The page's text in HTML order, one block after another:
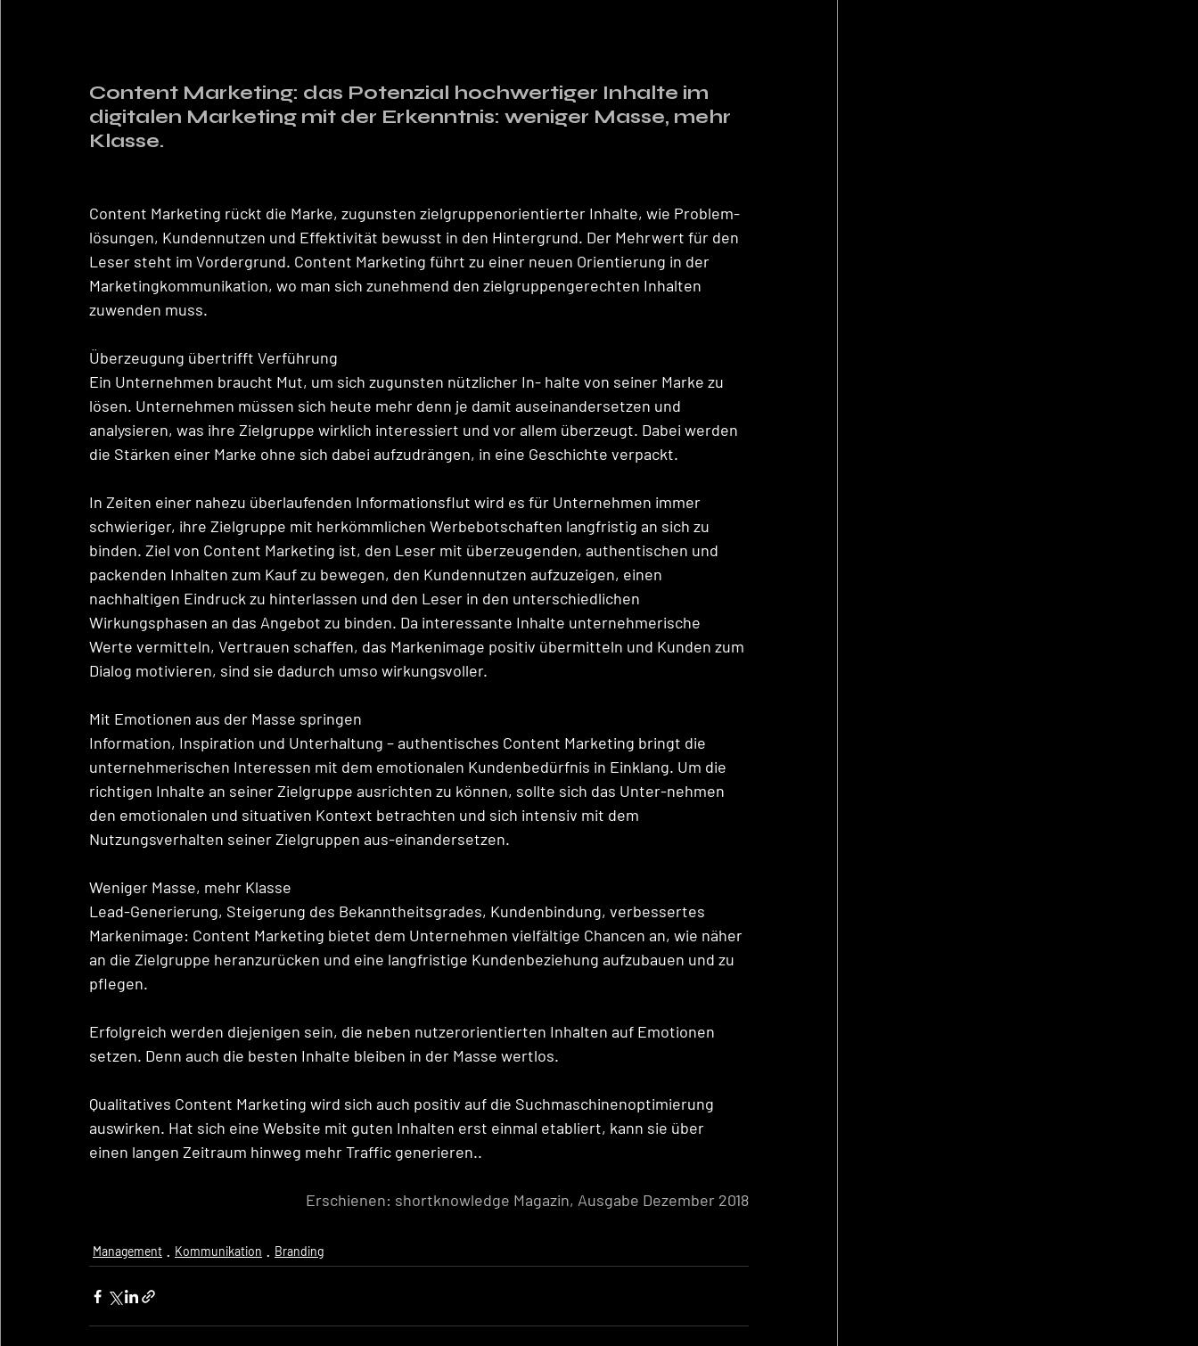
Content Marketing: das Potenzial hochwertiger Inhalte im
digitalen Marketing mit der Erkenntnis: weniger Masse, mehr
Klasse.
Content Marketing rückt die Marke, zugunsten zielgruppenorientierter Inhalte, wie Problem-
lösungen, Kundennutzen und Effektivität bewusst in den Hintergrund. Der Mehrwert für den
Leser steht im Vordergrund. Content Marketing führt zu einer neuen Orientierung in der
Marketingkommunikation, wo man sich zunehmend den zielgruppengerechten Inhalten
zuwenden muss.
Überzeugung übertrifft Verführung
Ein Unternehmen braucht Mut, um sich zugunsten nützlicher In- halte von seiner Marke zu
lösen. Unternehmen müssen sich heute mehr denn je damit auseinandersetzen und
analysieren, was ihre Zielgruppe wirklich interessiert und vor allem überzeugt. Dabei werden
die Stärken einer Marke ohne sich dabei aufzudrängen, in eine Geschichte verpackt.
In Zeiten einer nahezu überlaufenden Informationsflut wird es für Unternehmen immer
schwieriger, ihre Zielgruppe mit herkömmlichen Werbebotschaften langfristig an sich zu
binden. Ziel von Content Marketing ist, den Leser mit überzeugenden, authentischen und
packenden Inhalten zum Kauf zu bewegen, den Kundennutzen aufzuzeigen, einen
nachhaltigen Eindruck zu hinterlassen und den Leser in den unterschiedlichen
Wirkungsphasen an das Angebot zu binden. Da interessante Inhalte unternehmerische
Werte vermitteln, Vertrauen schaffen, das Markenimage positiv übermitteln und Kunden zum
Dialog motivieren, sind sie dadurch umso wirkungsvoller.
Mit Emotionen aus der Masse springen
Information, Inspiration und Unterhaltung – authentisches Content Marketing bringt die
unternehmerischen Interessen mit dem emotionalen Kundenbedürfnis in Einklang. Um die
richtigen Inhalte an seiner Zielgruppe ausrichten zu können, sollte sich das Unter-nehmen
den emotionalen und situativen Kontext betrachten und sich intensiv mit dem
Nutzungsverhalten seiner Zielgruppen aus-einandersetzen.
Weniger Masse, mehr Klasse
Lead-Generierung, Steigerung des Bekanntheitsgrades, Kundenbindung, verbessertes
Markenimage: Content Marketing bietet dem Unternehmen vielfältige Chancen an, wie näher
an die Zielgruppe heranzurücken und eine langfristige Kundenbeziehung aufzubauen und zu
pflegen.
Erfolgreich werden diejenigen sein, die neben nutzerorientierten Inhalten auf Emotionen
setzen. Denn auch die besten Inhalte bleiben in der Masse wertlos.
Qualitatives Content Marketing wird sich auch positiv auf die Suchmaschinenoptimierung
auswirken. Hat sich eine Website mit guten Inhalten erst einmal etabliert, kann sie über
einen langen Zeitraum hinweg mehr Traffic generieren..
Erschienen: shortknowledge Magazin, Ausgabe Dezember 2018
Management Kommunikation Branding